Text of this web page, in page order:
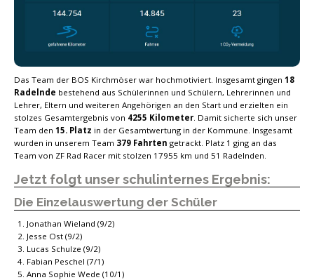
Das Team der BOS Kirchmöser war hochmotiviert. Insgesamt gingen 18
Radelnde bestehend aus Schülerinnen und Schülern, Lehrerinnen und
Lehrer, Eltern und weiteren Angehörigen an den Start und erzielten ein
stolzes Gesamtergebnis von 4255 Kilometer . Damit sicherte sich unser
Team den 15. Platz in der Gesamtwertung in der Kommune. Insgesamt
wurden in unserem Team 379 Fahrten getrackt. Platz 1 ging an das
Team von ZF Rad Racer mit stolzen 17955 km und 51 Radelnden.
Jetzt folgt unser schulinternes Ergebnis:
Die Einzelauswertung der Schüler
Jonathan Wieland (9/2)
Jesse Ost (9/2)
Lucas Schulze (9/2)
Fabian Peschel (7/1)
Anna Sophie Wede (10/1)